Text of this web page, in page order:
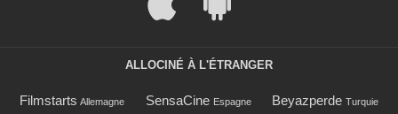
ALLOCINÉ À L'ÉTRANGER
Filmstarts Allemagne SensaCine Espagne Beyazperde Turquie